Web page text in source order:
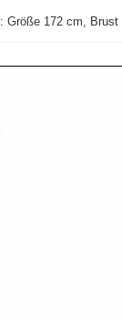
172 cm,